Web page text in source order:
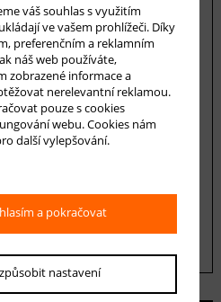
ochrany
váš souhlas s využitím
ve vašem prohlížeči. Díky
preferenčním a reklamním
náš web používáte,
zobrazené informace a
nerelevantní reklamou.
pouze s cookies
webu. Cookies nám
další vylepšování.
a pokračovat
nastavení